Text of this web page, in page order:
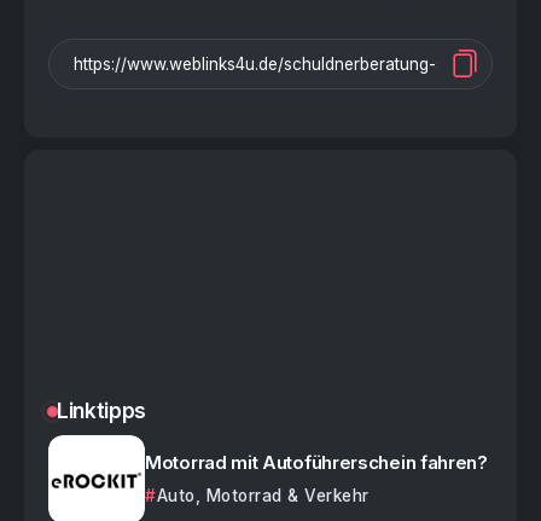
Linktipps
Motorrad mit Autoführerschein fahren?
Auto, Motorrad & Verkehr